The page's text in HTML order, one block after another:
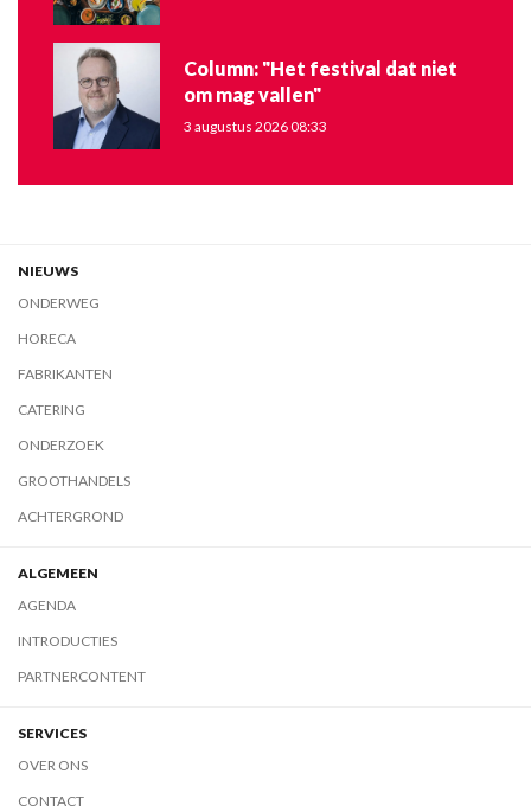
Column: "Het festival dat niet
om mag vallen"
3 augustus 2026 08:33
NIEUWS
ONDERWEG
HORECA
FABRIKANTEN
CATERING
ONDERZOEK
GROOTHANDELS
ACHTERGROND
ALGEMEEN
AGENDA
INTRODUCTIES
PARTNERCONTENT
SERVICES
OVER ONS
CONTACT